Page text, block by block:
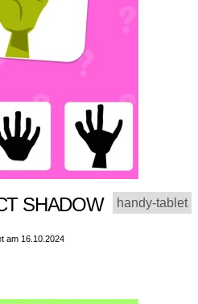
SHADOW handy-tablet
am 16.10.2024